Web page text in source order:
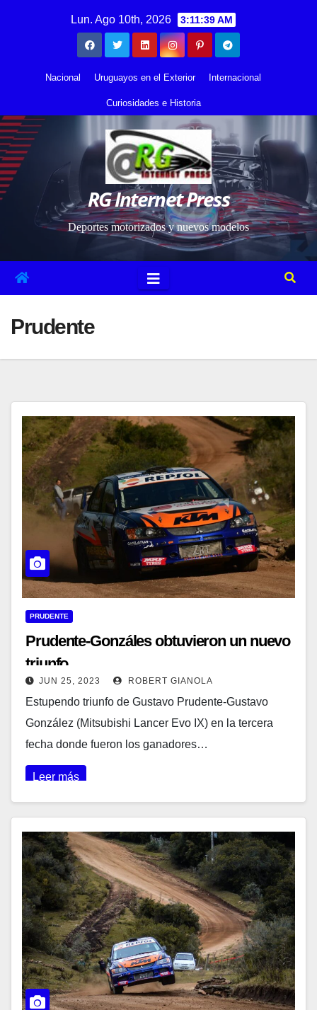
Lun. Ago 10th, 2026 3:11:40 AM
Nacional Uruguayos en el Exterior Internacional
Curiosidades e Historia
RG Internet Press
Deportes motorizados y nuevos modelos
Prudente
PRUDENTE
Prudente-Gonzáles obtuvieron un nuevo
triunfo
JUN 25, 2023 ROBERT GIANOLA
Estupendo triunfo de Gustavo Prudente-Gustavo
González (Mitsubishi Lancer Evo IX) en la tercera
fecha donde fueron los ganadores…
Leer más